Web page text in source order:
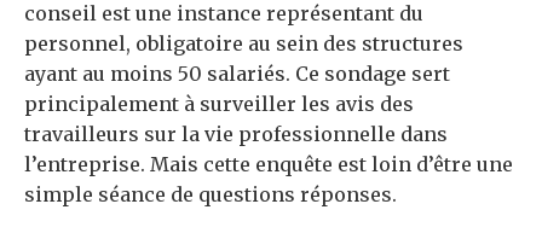
conseil est une instance représentant du
personnel, obligatoire au sein des structures
ayant au moins 50 salariés. Ce sondage sert
principalement à surveiller les avis des
travailleurs sur la vie professionnelle dans
l’entreprise. Mais cette enquête est loin d’être une
simple séance de questions réponses.